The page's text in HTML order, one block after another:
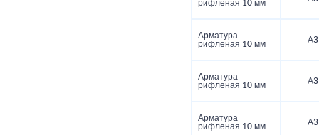
рифленая 10 мм
Арматура
рифленая 10 мм
А3
Арматура
рифленая 10 мм
А3
Арматура
рифленая 10 мм
А3